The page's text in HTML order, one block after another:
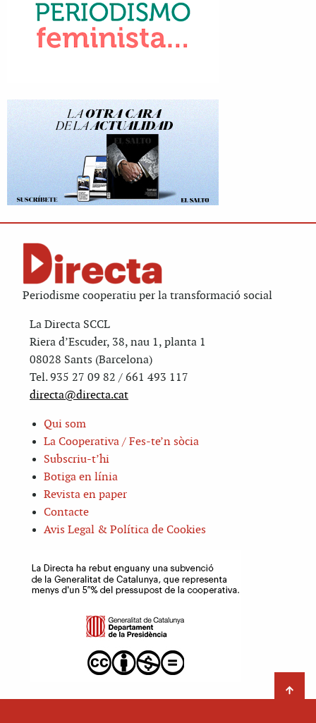
Periodisme cooperatiu per la transformació social
La Directa SCCL
Riera d’Escuder, 38, nau 1, planta 1
08028 Sants (Barcelona)
Tel. 935 27 09 82 / 661 493 117
directa@directa.cat
Qui som
La Cooperativa / Fes-te’n sòcia
Subscriu-t’hi
Botiga en línia
Revista en paper
Contacte
Avis Legal & Política de Cookies